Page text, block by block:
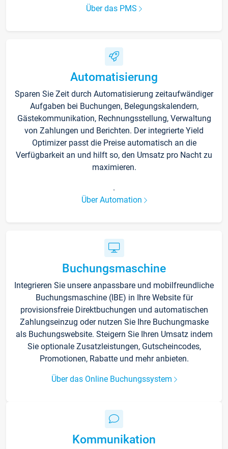
Über das PMS
Automatisierung
Sparen Sie Zeit durch Automatisierung zeitaufwändiger
Aufgaben bei Buchungen, Belegungskalendern,
Gästekommunikation, Rechnungsstellung, Verwaltung
von Zahlungen und Berichten. Der integrierte Yield
Optimizer passt die Preise automatisch an die
Verfügbarkeit an und hilft so, den Umsatz pro Nacht zu
maximieren.
.
Über Automation
Buchungsmaschine
Integrieren Sie unsere anpassbare und mobilfreundliche
Buchungsmaschine (IBE) in Ihre Website für
provisionsfreie Direktbuchungen und automatischen
Zahlungseinzug oder nutzen Sie Ihre Buchungmaske
als Buchungswebsite. Steigern Sie Ihren Umsatz indem
Sie optionale Zusatzleistungen, Gutscheincodes,
Promotionen, Rabatte und mehr anbieten.
Über das Online Buchungssystem
Kommunikation